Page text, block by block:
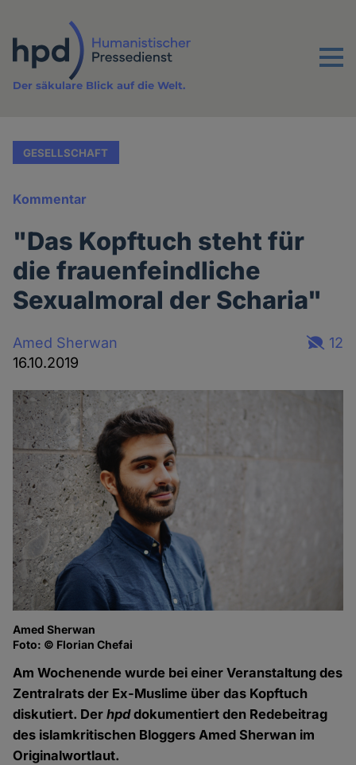
Inhalt
Menu
Der säkulare Blick auf die Welt.
GESELLSCHAFT
Kommentar
"Das Kopftuch steht für
die frauenfeindliche
Sexualmoral der Scharia"
Amed Sherwan
16.10.2019
12
Amed Sherwan
Foto: © Florian Chefai
Am Wochenende wurde bei einer Veranstaltung des
Zentralrats der Ex-Muslime über das Kopftuch
diskutiert. Derhpddokumentiert den Redebeitrag
des islamkritischen Bloggers Amed Sherwan im
Originalwortlaut.